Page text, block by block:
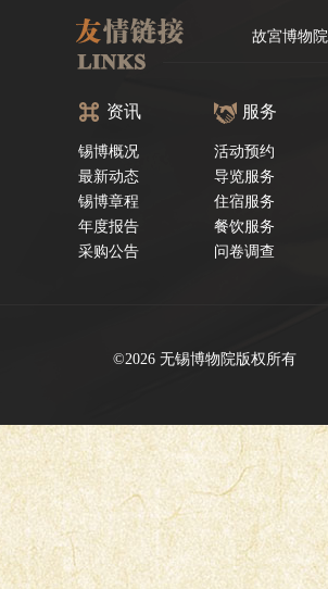
故宮博物院
资讯
锡博概况
最新动态
锡博章程
年度报告
采购公告
服务
活动预约
导览服务
住宿服务
餐饮服务
问卷调查
©2026 无锡博物院版权所有